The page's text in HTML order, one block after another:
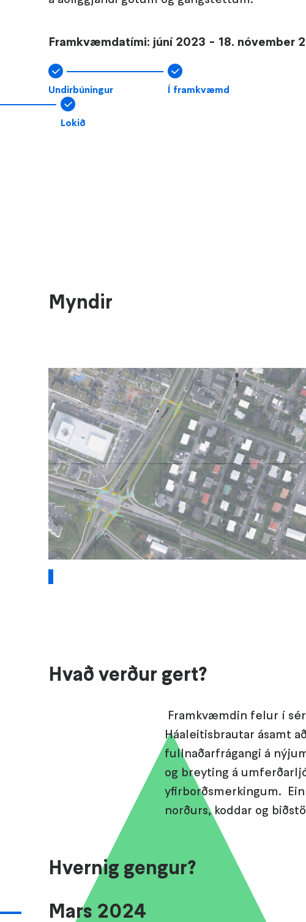
Framkvæmdatími: júní 2023 - 18. nóvember
Undirbúningur Í framkvæmd
Lokið
Myndir
Hvað verður gert?
Framkvæmdin felur í
Háaleitisbrautar ásamt
fullnaðarfrágangi á
og breyting á
yfirborðsmerkingum.
norðurs, koddar og
Hvernig gengur?
Mars 2024